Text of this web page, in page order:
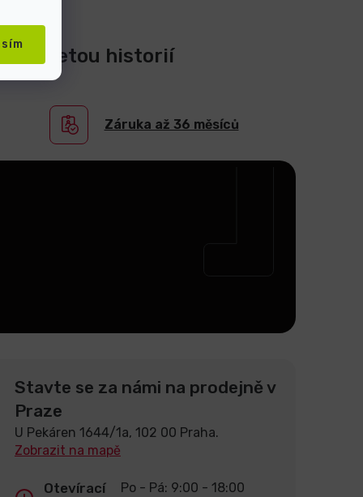
20-ti letou historií
Záruka až 36 měsíců
Stavte se za námi na prodejně v
Praze
U Pekáren 1644/1a, 102 00 Praha.
Zobrazit na mapě
Otevírací
Po - Pá: 9:00 - 18:00